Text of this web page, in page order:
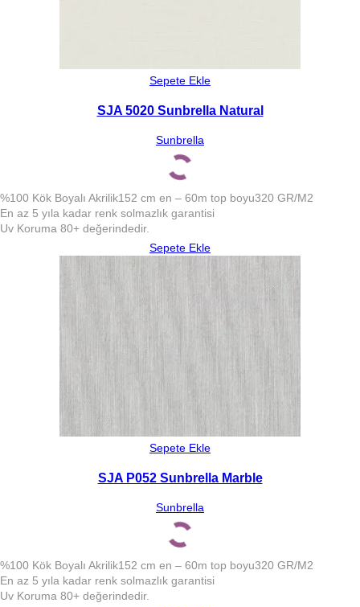
Sepete Ekle
SJA 5020 Sunbrella Natural
Sunbrella
%100 Kök Boyalı Akrilik152 cm en – 60m top boyu320 GR/M2
En az 5 yıla kadar renk solmazlık garantisi
Uv Koruma 80+ değerindedir.
Sepete Ekle
Sepete Ekle
SJA P052 Sunbrella Marble
Sunbrella
%100 Kök Boyalı Akrilik152 cm en – 60m top boyu320 GR/M2
En az 5 yıla kadar renk solmazlık garantisi
Uv Koruma 80+ değerindedir.